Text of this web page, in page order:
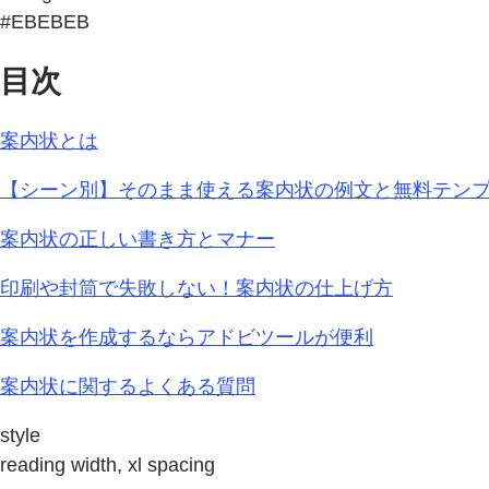
#EBEBEB
目次
案内状とは
【シーン別】そのまま使える案内状の例文と無料テン
案内状の正しい書き方とマナー
印刷や封筒で失敗しない！案内状の仕上げ方
案内状を作成するならアドビツールが便利
案内状に関するよくある質問
style
reading width, xl spacing